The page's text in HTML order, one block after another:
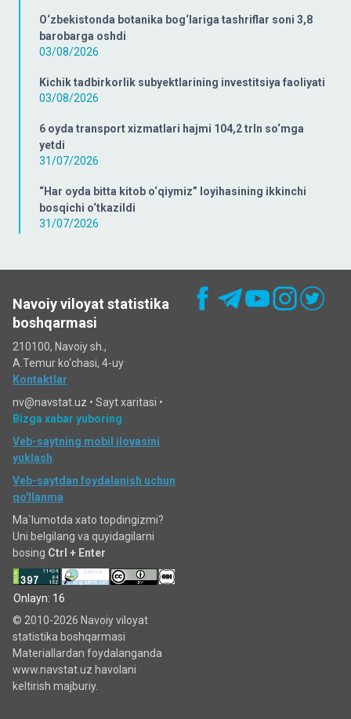
O‘zbekistonda botanika bog‘lariga tashriflar soni 3,8
barobarga oshdi
03/08/2026
Kichik tadbirkorlik subyektlarining investitsiya faoliyati
03/08/2026
6 oyda transport xizmatlari hajmi 104,2 trln so‘mga
yetdi
31/07/2026
“Har oyda bitta kitob o‘qiymiz” loyihasining ikkinchi
bosqichi o‘tkazildi
31/07/2026
Navoiy viloyat statistika
boshqarmasi
210100, Navoiy sh.,
A.Temur ko‘chаsi, 4-uy
Kontaktlar
nv@navstat.uz • Sayt xaritasi •
Bizga xabar yuboring
Veb-saytning mobil ilovasini
yuklash
Veb-saytdan foydalanish uchun
qo'llanma
Ma`lumotda xato topdingizmi?
Uni belgilang va quyidagilarni
bosing Ctrl + Enter
Onlayn: 16
© 2010-2026 Navoiy viloyat
statistika boshqarmasi
Materiallardan foydalanganda
www.navstat.uz havolani
keltirish majburiy.